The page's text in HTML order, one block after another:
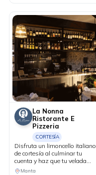
La Nonna
Ristorante E
Pizzeria
CORTESÍA
Disfruta un limoncello italiano
de cortesía al culminar tu
cuenta y haz que tu velada
tenga un final perfecto.
Manta